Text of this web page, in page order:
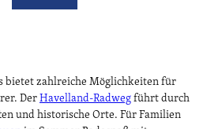
bietet zahlreiche Möglichkeiten für
DerHavelland-Radwegführt durch
und historische Orte. Für Familien